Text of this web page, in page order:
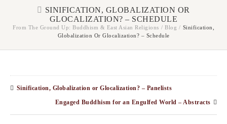
SINIFICATION, GLOBALIZATION OR
GLOCALIZATION? – SCHEDULE
From The Ground Up: Buddhism & East Asian Religions / Blog / Sinification,
Globalization Or Glocalization? – Schedule
Sinification, Globalization or Glocalization? – Panelists
Engaged Buddhism for an Engulfed World – Abstracts